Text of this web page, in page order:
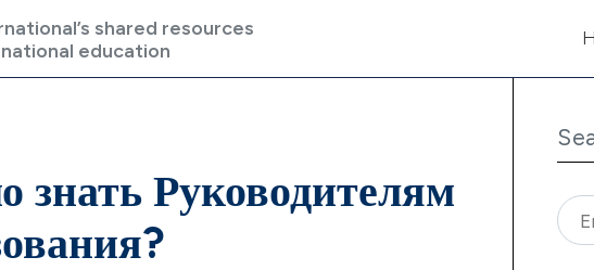
shared resources
education
знать Руководителям